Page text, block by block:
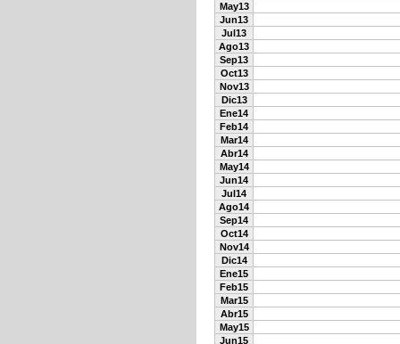
May13
Jun13
Jul13
Ago13
Sep13
Oct13
Nov13
Dic13
Ene14
Feb14
Mar14
Abr14
May14
Jun14
Jul14
Ago14
Sep14
Oct14
Nov14
Dic14
Ene15
Feb15
Mar15
Abr15
May15
Jun15